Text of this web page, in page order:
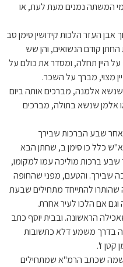
המשתה נמנים מעת לעת, או
העזר הלכות קידושין סימן סב
קודם הנשואים, והן שש
על היין תחלה, ומסדר את כולם על
מצוי, מברך על השכר.
אלמנה, מברכים אותה ביום
אלמן שנשא בתולה, מברכים
שבע הברכות שבירך
כלל כו סימן ב, שחתן הבא
ברכות מוליכה עמו למקומו,
שבירך. והטעם, מפני שהחופה
שהותרו להתייחד מתחילים שבעת
אם הלכו לעיר אחרת.
הראשונה. ובבית יוסף כתב
בדרך משמע דלא כתשובות
ז'.
שמה שכתב הרמ"א שמתחילים